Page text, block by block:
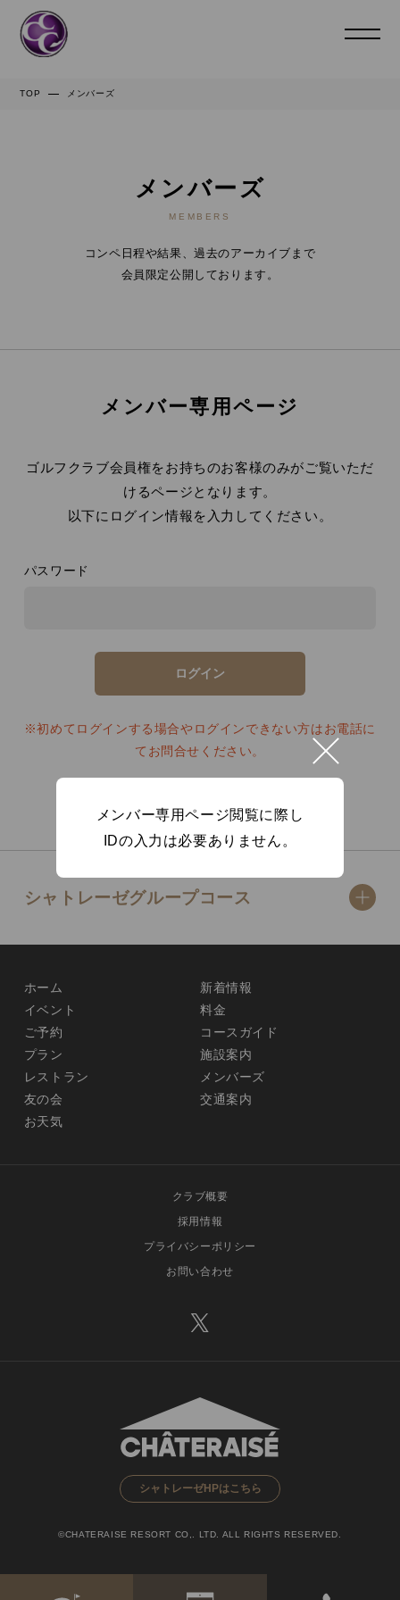
TOP メンバーズ
メンバーズ
MEMBERS
コンペ日程や結果、過去のアーカイブまで
会員限定公開しております。
メンバー専用ページ
ゴルフクラブ会員権をお持ちのお客様のみがご覧いただ
けるページとなります。
以下にログイン情報を入力してください。
パスワード
※初めてログインする場合やログインできない方はお電話に
てお問合せください。
メンバー専用ページ閲覧に際し
IDの入力は必要ありません。
シャトレーゼグループコース
ホーム
新着情報
イベント
料金
ご予約
コースガイド
プラン
施設案内
レストラン
メンバーズ
友の会
交通案内
お天気
クラブ概要
採用情報
プライバシーポリシー
お問い合わせ
シャトレーゼHPはこちら
©CHATERAISE RESORT CO,. LTD. ALL RIGHTS RESERVED.